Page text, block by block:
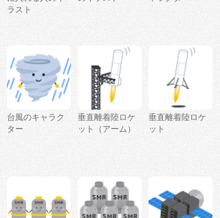
ラスト
台風のキャラク
ター
垂直離着陸ロケ
ット（アーム）
垂直離着陸ロケ
ット